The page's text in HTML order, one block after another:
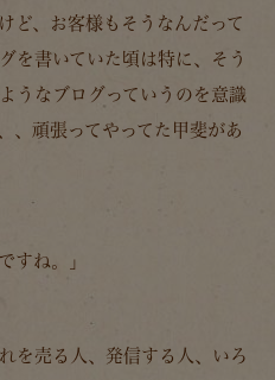
ど、お客様もそうなんだって
を書いていた頃は特に、そう
うなブログっていうのを意識
、頑張ってやってた甲斐があ
すね。」
を売る人、発信する人、いろ